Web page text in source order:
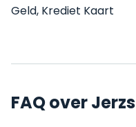
Geld, Krediet Kaart
FAQ over Jerzs